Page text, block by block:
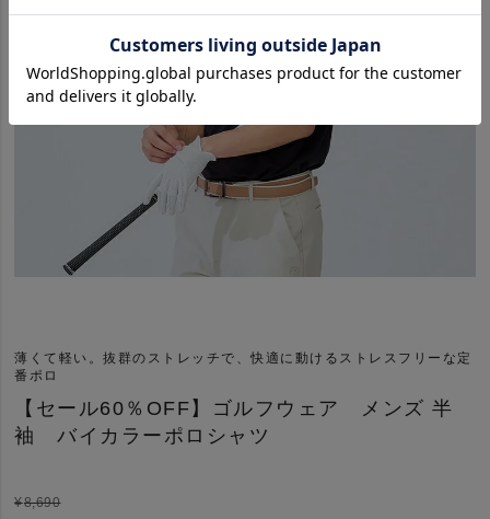
薄くて軽い。抜群のストレッチで、快適に動けるストレスフリーな定
番ポロ
【セール60％OFF】ゴルフウェア メンズ 半
袖 バイカラーポロシャツ
¥8,690